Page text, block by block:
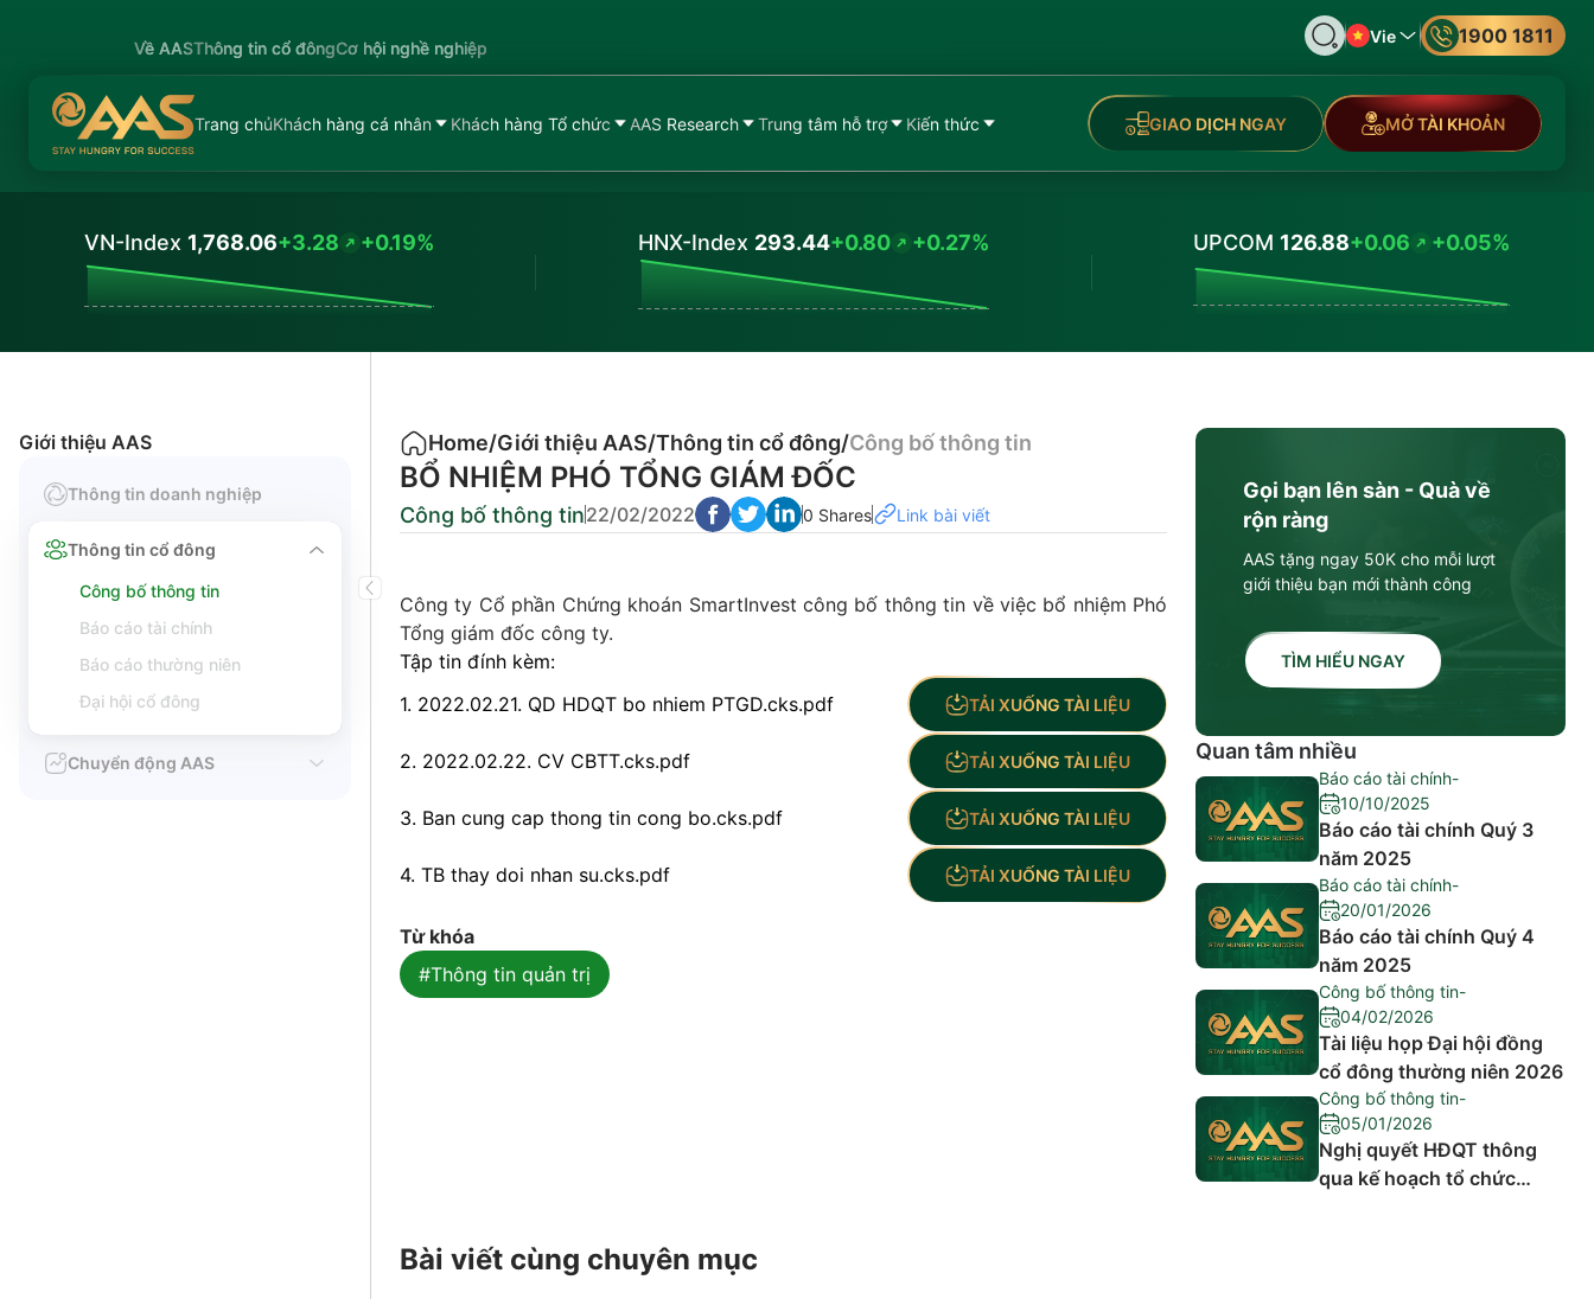
Về AASThông tin cổ đôngCơ hội nghề nghiệp
Vie 1900 1811
Trang chủKhách hàng cá nhân Khách hàng Tổ chức AAS Research Trung tâm hỗ trợ Kiến thức GIAO DỊCH NGAY MỞ TÀI KHOẢN
VN-Index 1,768.06+3.28 +0.19% HNX-Index 293.44+0.80 +0.27% UPCOM 126.88+0.06 +0.05%
Giới thiệu AAS
Thông tin doanh nghiệp
Thông tin cổ đông
Công bố thông tin
Báo cáo tài chính
Báo cáo thường niên
Đại hội cổ đông
Chuyển động AAS
Home/Giới thiệu AAS/Thông tin cổ đông/Công bố thông tin
BỔ NHIỆM PHÓ TỔNG GIÁM ĐỐC
Công bố thông tin22/02/2022 0 Shares Link bài viết
Công ty Cổ phần Chứng khoán SmartInvest công bố thông tin về việc bổ nhiệm Phó
Tổng giám đốc công ty.
Tập tin đính kèm:
1. 2022.02.21. QD HDQT bo nhiem PTGD.cks.pdf
TẢI XUỐNG TÀI LIỆU
2. 2022.02.22. CV CBTT.cks.pdf TẢI XUỐNG TÀI LIỆU
3. Ban cung cap thong tin cong bo.cks.pdf TẢI XUỐNG TÀI LIỆU
4. TB thay doi nhan su.cks.pdf TẢI XUỐNG TÀI LIỆU
Từ khóa
#Thông tin quản trị
Gọi bạn lên sàn - Quà về
rộn ràng
AAS tặng ngay 50K cho mỗi lượt
giới thiệu bạn mới thành công
TÌM HIỂU NGAY
Quan tâm nhiều
Báo cáo tài chính-
10/10/2025
Báo cáo tài chính Quý 3
năm 2025
Báo cáo tài chính-
20/01/2026
Báo cáo tài chính Quý 4
năm 2025
Công bố thông tin-
04/02/2026
Tài liệu họp Đại hội đồng
cổ đông thường niên 2026
Công bố thông tin-
05/01/2026
Nghị quyết HĐQT thông
qua kế hoạch tổ chức
Bài viết cùng chuyên mục